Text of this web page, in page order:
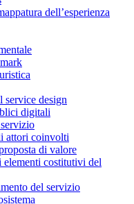
dell’esperienza
service design
digitali
attori coinvolti
di valore
elementi costitutivi del
del servizio